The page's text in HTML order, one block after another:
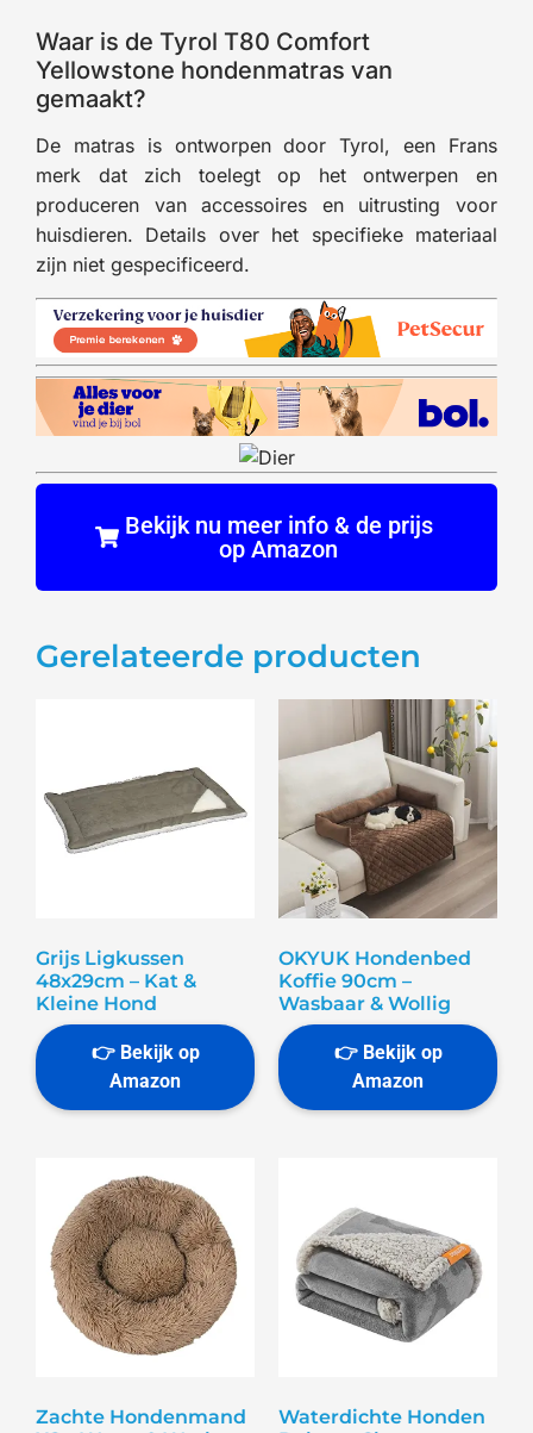
Waar is de Tyrol T80 Comfort
Yellowstone hondenmatras van
gemaakt?
De matras is ontworpen door Tyrol, een Frans
merk dat zich toelegt op het ontwerpen en
produceren van accessoires en uitrusting voor
huisdieren. Details over het specifieke materiaal
zijn niet gespecificeerd.
Bekijk nu meer info & de prijs
op Amazon
Gerelateerde producten
Grijs Ligkussen
48x29cm – Kat &
Kleine Hond
OKYUK Hondenbed
Koffie 90cm –
Wasbaar & Wollig
Zachte Hondenmand
Waterdichte Honden